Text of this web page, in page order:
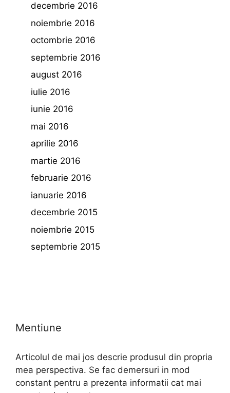
decembrie 2016
noiembrie 2016
octombrie 2016
septembrie 2016
august 2016
iulie 2016
iunie 2016
mai 2016
aprilie 2016
martie 2016
februarie 2016
ianuarie 2016
decembrie 2015
noiembrie 2015
septembrie 2015
Mentiune
Articolul de mai jos descrie produsul din propria
mea perspectiva. Se fac demersuri in mod
constant pentru a prezenta informatii cat mai